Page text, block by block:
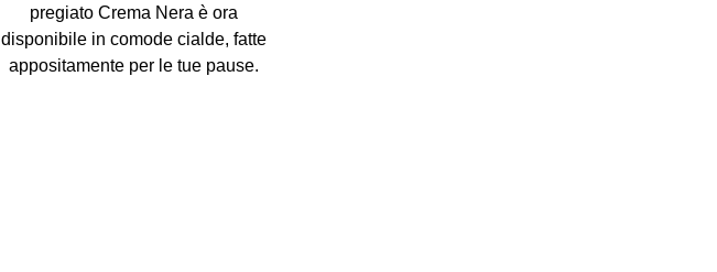
pregiato Crema Nera è ora
disponibile incomode cialde, fatte
appositamente per le tue pause.